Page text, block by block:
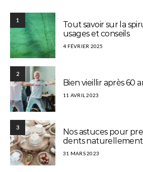
1
Tout savoir sur la
usages et conseils
4 FÉVRIER 2025
2
Bien vieillir après 60
11 AVRIL 2023
3
Nos astuces pour
dents naturellement
31 MARS 2023